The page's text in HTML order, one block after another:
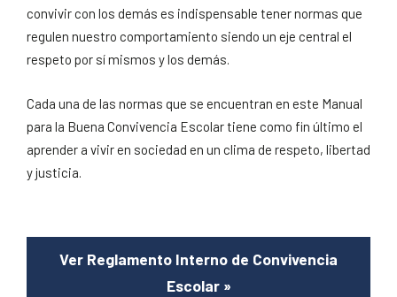
convivir con los demás es indispensable tener normas que
regulen nuestro comportamiento siendo un eje central el
respeto por sí mismos y los demás.
Cada una de las normas que se encuentran en este Manual
para la Buena Convivencia Escolar tiene como fin último el
aprender a vivir en sociedad en un clima de respeto, libertad
y justicia.
Ver Reglamento Interno de Convivencia
Escolar »